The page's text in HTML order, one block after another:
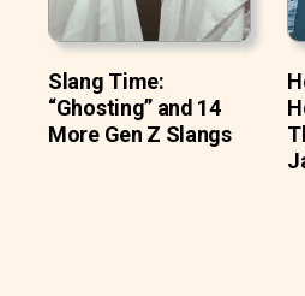
Slang Time:
“Ghosting” and 14
More Gen Z Slangs